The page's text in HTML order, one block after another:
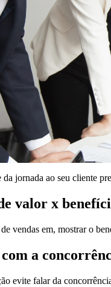
jornada ao seu cliente
valor x
vendas em, mostrar o
a
evite falar da